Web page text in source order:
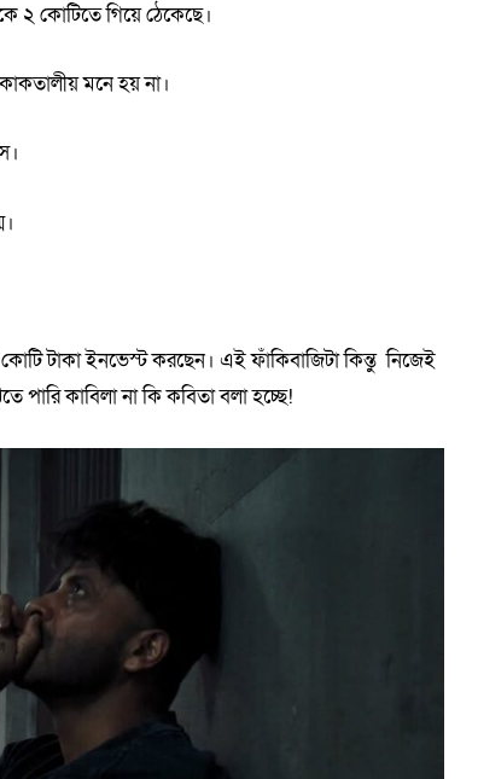
২ কোটিতে গিয়ে ঠেকেছে।
মনে হয় না।
টাকা ইনভেস্ট করছেন। এই ফাঁকিবাজিটা কিন্তু নিজেই
পারি কাবিলা না কি কবিতা বলা হচ্ছে!